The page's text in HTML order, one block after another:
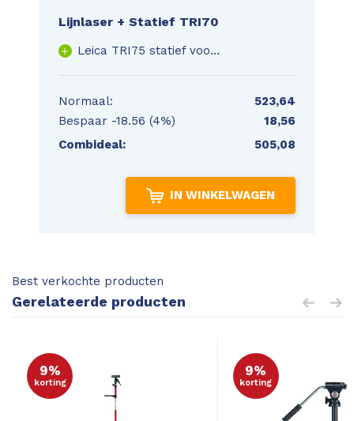
Lijnlaser + Statief TRI70
Leica TRI75 statief voor Leica Disto of Lino
Normaal:
523,64
Bespaar -18.56 (4%)
18,56
Combideal:
505,08
IN WINKELWAGEN
Best verkochte producten
Gerelateerde producten
9%
korting
9%
korting